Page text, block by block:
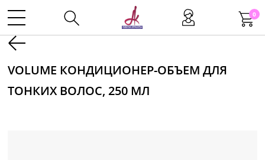
0
Инструменты
VOLUME КОНДИЦИОНЕР-ОБЪЕМ ДЛЯ
ТОНКИХ ВОЛОС, 250 МЛ